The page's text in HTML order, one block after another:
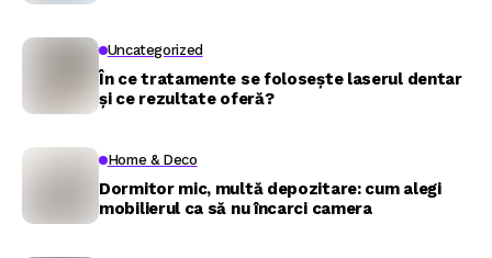
Uncategorized
În ce tratamente se folosește laserul dentar
și ce rezultate oferă?
Home & Deco
Dormitor mic, multă depozitare: cum alegi
mobilierul ca să nu încarci camera